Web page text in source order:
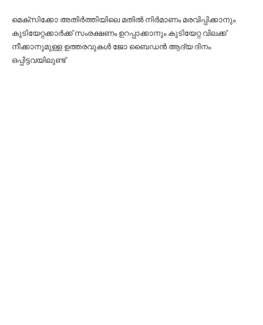
മെക്‌സിക്കോ അതിര്‍ത്തിയിലെ മതില്‍ നിര്‍മാണം മരവിപ്പിക്കാനും
കുടിയേറ്റക്കാര്‍ക്ക് സംരക്ഷണം ഉറപ്പാക്കാനും കുടിയേറ്റ വിലക്ക്
നീക്കാനുമുള്ള ഉത്തരവുകള്‍ ജോ ബൈഡന്‍ ആദ്യ ദിനം
ഒപ്പിട്ടവയിലുണ്ട്